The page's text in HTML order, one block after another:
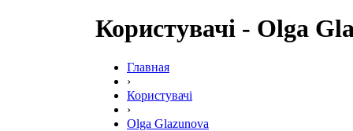
Користувачі - Olga
Главная
›
Користувачі
›
Olga Glazunova